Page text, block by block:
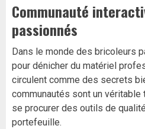
Communauté
passionnés
Dans le monde des bricoleurs
pour dénicher du matériel
circulent comme des secrets
communautés sont un véritable
se procurer des outils de
portefeuille.